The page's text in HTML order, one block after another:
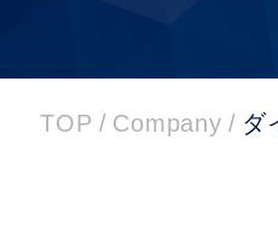
TOP / Company / ダ